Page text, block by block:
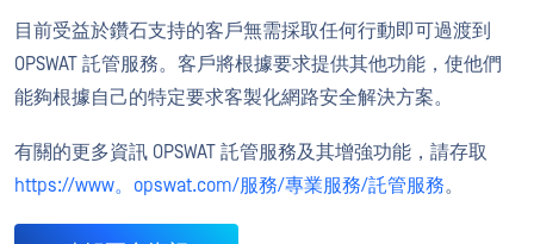
目前受益於鑽石支持的客戶無需採取任何行動即可過渡到
OPSWAT 託管服務。客戶將根據要求提供其他功能，使他們
能夠根據自己的特定要求客製化網路安全解決方案。
有關的更多資訊 OPSWAT 託管服務及其增強功能，請存取
https://www。opswat.com/服務/專業服務/託管服務。